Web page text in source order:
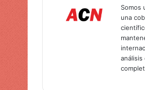
Somos
una